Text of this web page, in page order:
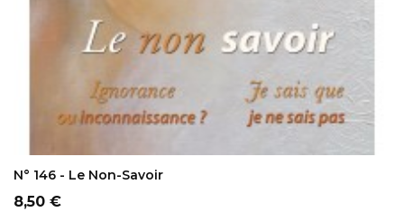
AJOUTER AU PANIER
N° 146 - Le Non-Savoir
Prix
8,50 €